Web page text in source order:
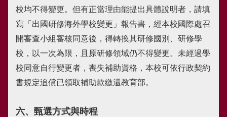
校均不得變更。但有正當理由能提出具體說明者，請填
寫「出國研修海外學校變更」報告書，經本校國際處召
開審查小組審核同意後，得轉換其研修國別、研修學
校，以一次為限，且原研修領域仍不得變更。未經過學
校同意自行變更者，喪失補助資格，本校可依行政契約
書規定追償已領取補助款繳還教育部。
六、甄選方式與時程